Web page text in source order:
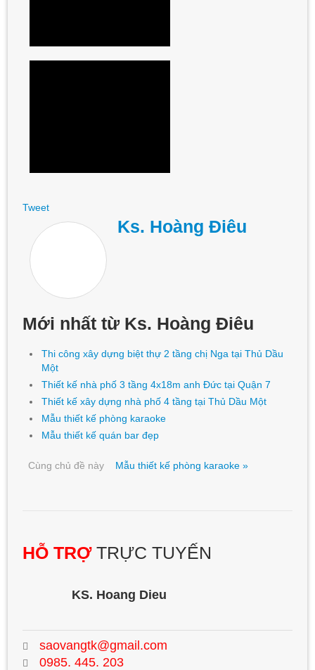
Tweet
Ks. Hoàng Điêu
Mới nhất từ Ks. Hoàng Điêu
Thi công xây dựng biệt thự 2 tầng chị Nga tại Thủ Dầu
Một
Thiết kế nhà phố 3 tầng 4x18m anh Đức tại Quận 7
Thiết kế xây dựng nhà phố 4 tầng tại Thủ Dầu Một
Mẫu thiết kế phòng karaoke
Mẫu thiết kế quán bar đẹp
Cùng chủ đề này Mẫu thiết kế phòng karaoke »
HỖ TRỢTRỰC TUYẾN
KS. Hoang Dieu
saovangtk@gmail.com
0985. 445. 203